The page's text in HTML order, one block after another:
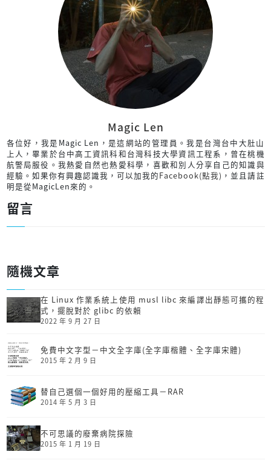
Magic Len
各位好，我是Magic Len，是這網站的管理員。我是台灣台中大肚山
上人，畢業於台中高工資訊科和台灣科技大學資訊工程系，曾在桃機
航警局服役。我熱愛自然也熱愛科學，喜歡和別人分享自己的知識與
經驗。如果你有興趣認識我，可以加我的Facebook(點我) ，並且請註
明是從MagicLen來的。
留言
隨機文章
在 Linux 作業系統上使用 musl libc 來編譯出靜態可攜的程
式，擺脫對於 glibc 的依賴
2022 年 9 月 27 日
免費中文字型－中文全字庫(全字庫楷體、全字庫宋體)
2015 年 2 月 9 日
替自己選個一個好用的壓縮工具－RAR
2014 年 5 月 3 日
不可思議的廢棄病院探險
2015 年 1 月 19 日